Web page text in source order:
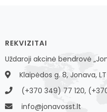
REKVIZITAI
Uždaroji akcinė bendrovė
Klaipėdos g. 8, Jonava,
(+370 349) 77 120,
info@jonavosst.lt